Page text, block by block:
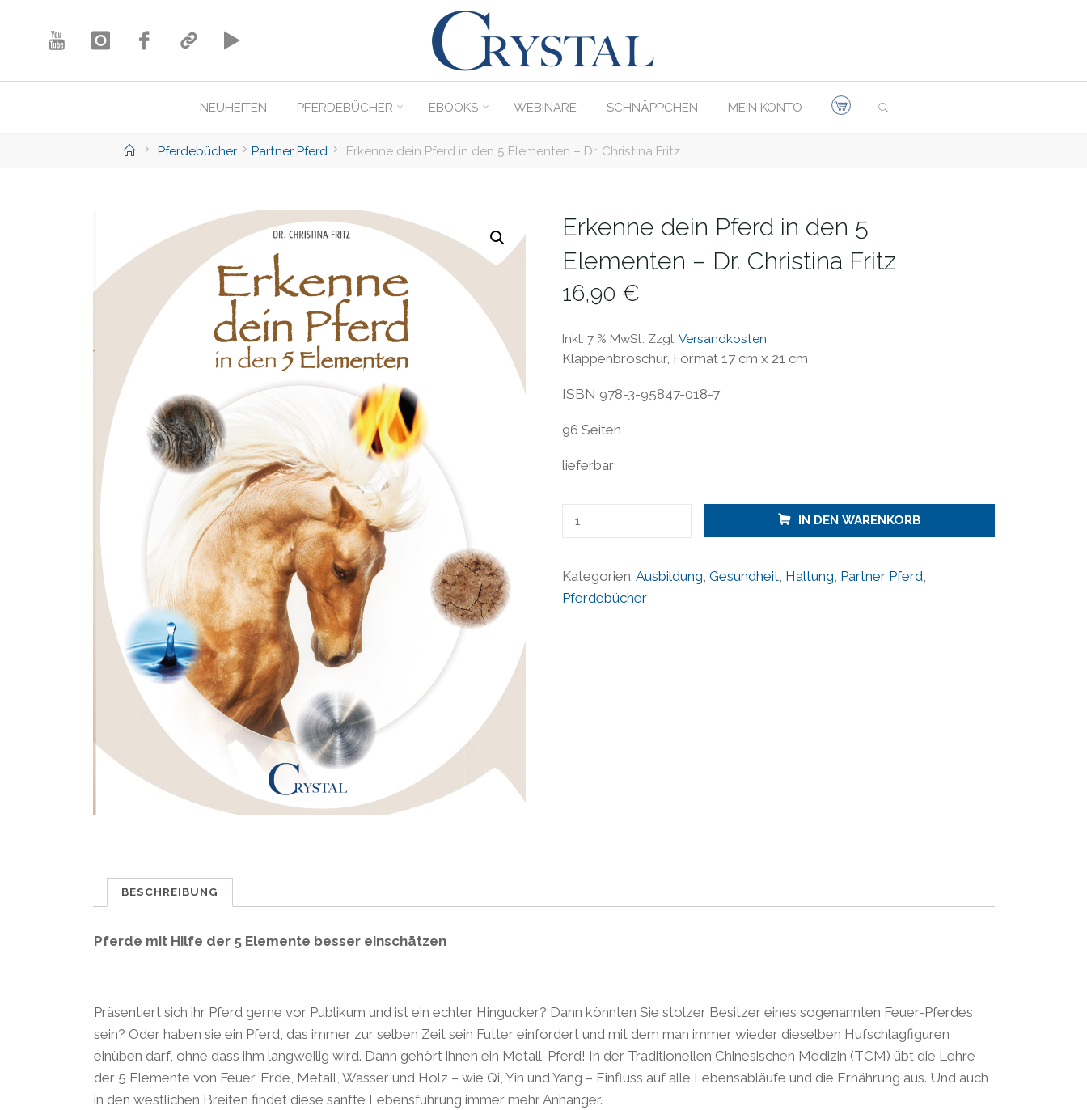
Crystal
Verlag
ONLINE-
NEUHEITEN PFERDEBÜCHER EBOOKS WEBINARE SCHNÄPPCHEN MEIN KONTO
Home
Pferdebücher Partner Pferd Erkenne dein Pferd in den 5 Elementen – Dr. Christina Fritz
Erkenne dein Pferd in den 5
Elementen – Dr. Christina Fritz
16,90 €
Inkl. 7 % MwSt. Zzgl. Versandkosten
Klappenbroschur, Format 17 cm x 21 cm
ISBN 978-3-95847-018-7
96 Seiten
lieferbar
in
den
IN DEN WARENKORB
Kategorien: Ausbildung, Gesundheit, Haltung, Partner Pferd,
Pferdebücher
BESCHREIBUNG
Pferde mit Hilfe der 5 Elemente besser einschätzen
Präsentiert sich ihr Pferd gerne vor Publikum und ist ein echter Hingucker? Dann könnten Sie stolzer Besitzer eines sogenannten Feuer-Pferdes
sein? Oder haben sie ein Pferd, das immer zur selben Zeit sein Futter einfordert und mit dem man immer wieder dieselben Hufschlagfiguren
einüben darf, ohne dass ihm langweilig wird. Dann gehört ihnen ein Metall-Pferd! In der Traditionellen Chinesischen Medizin (TCM) übt die Lehre
der 5 Elemente von Feuer, Erde, Metall, Wasser und Holz – wie Qi, Yin und Yang – Einfluss auf alle Lebensabläufe und die Ernährung aus. Und auch
in den westlichen Breiten findet diese sanfte Lebensführung immer mehr Anhänger.